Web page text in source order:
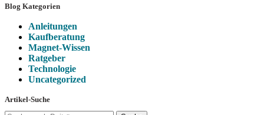
Blog Kategorien
Anleitungen
Kaufberatung
Magnet-Wissen
Ratgeber
Technologie
Uncategorized
Artikel-Suche